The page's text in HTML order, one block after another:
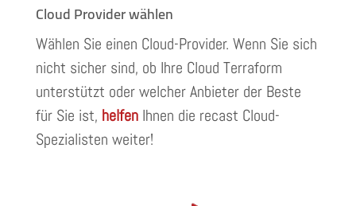
Cloud Provider wählen
Wählen Sie einen Cloud-Provider. Wenn Sie sich
nicht sicher sind, ob Ihre Cloud Terraform
unterstützt oder welcher Anbieter der Beste
für Sie ist, helfenIhnen die recast Cloud-
Spezialisten weiter!